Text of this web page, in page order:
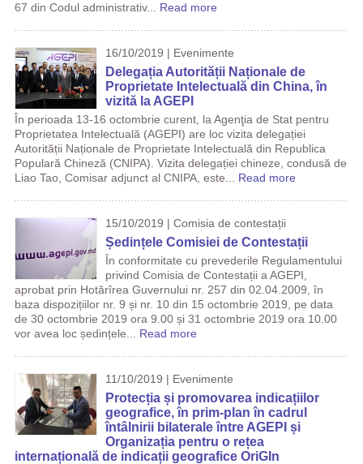
67 din Codul administrativ... Read more
16/10/2019 | Evenimente
Delegația Autorității Naționale de
Proprietate Intelectuală din China, în
vizită la AGEPI
În perioada 13-16 octombrie curent, la Agenţia de Stat pentru
Proprietatea Intelectuală (AGEPI) are loc vizita delegației
Autorității Naționale de Proprietate Intelectuală din Republica
Populară Chineză (CNIPA). Vizita delegației chineze, condusă de
Liao Tao, Comisar adjunct al CNIPA, este... Read more
15/10/2019 | Comisia de contestații
Ședințele Comisiei de Contestații
În conformitate cu prevederile Regulamentului
privind Comisia de Contestații a AGEPI,
aprobat prin Hotărîrea Guvernului nr. 257 din 02.04.2009, în
baza dispozițiilor nr. 9 și nr. 10 din 15 octombrie 2019, pe data
de 30 octombrie 2019 ora 9.00 și 31 octombrie 2019 ora 10.00
vor avea loc ședințele... Read more
11/10/2019 | Evenimente
Protecția și promovarea indicațiilor
geografice, în prim-plan în cadrul
întâlnirii bilaterale între AGEPI și
Organizația pentru o rețea
internațională de indicații geografice OriGIn